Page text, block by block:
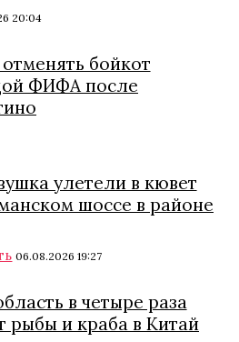
20:04
бойкот
ФИФА после
улетели в кювет
шоссе в районе
06.08.2026 19:27
в четыре раза
рыбы и краба в Китай